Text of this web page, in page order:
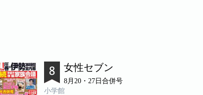
女性セブン
8月20・27日合併号
小学館